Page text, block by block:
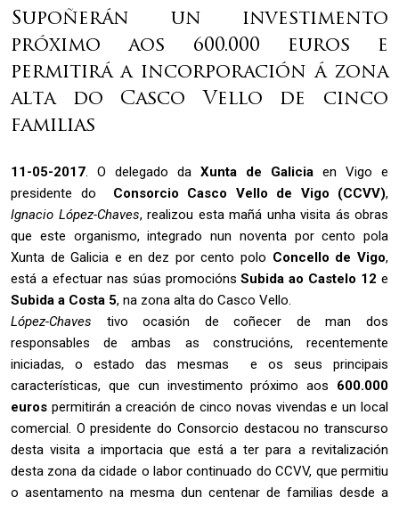
Supoñerán un investimento
próximo aos 600.000 euros e
permitirá a incorporación á zona
alta do Casco Vello de cinco
familias
11-05-2017. O delegado da Xunta de Galicia en Vigo e
presidente do Consorcio Casco Vello de Vigo (CCVV),
Ignacio López-Chaves, realizou esta mañá unha visita ás obras
que este organismo, integrado nun noventa por cento pola
Xunta de Galicia e en dez por cento polo Concello de Vigo,
está a efectuar nas súas promociónsSubida ao Castelo 12e
Subida a Costa 5, na zona alta do Casco Vello.
López-Chaves tivo ocasión de coñecer de man dos
responsables de ambas as construcións, recentemente
iniciadas, o estado das mesmas e os seus principais
características, que cun investimento próximo aos 600.000
euros permitirán a creación de cinco novas vivendas e un local
comercial. O presidente do Consorcio destacou no transcurso
desta visita a importacia que está a ter para a revitalización
desta zona da cidade o labor continuado do CCVV, que permitiu
o asentamento na mesma dun centenar de familias desde a